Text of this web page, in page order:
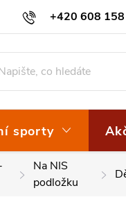
+420 608
EKO-KOM
sporty
Na NIS
podložku